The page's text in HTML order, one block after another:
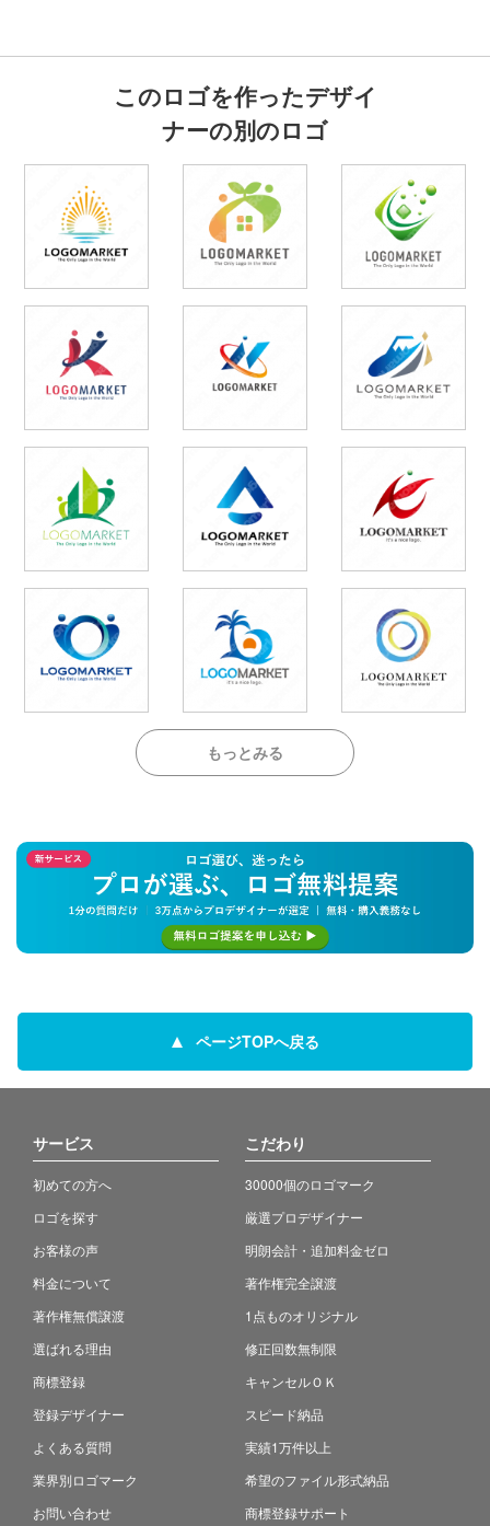
このロゴを作ったデザイ
ナーの別のロゴ
もっとみる
ページTOPへ戻る
サービス
初めての方へ
ロゴを探す
お客様の声
料金について
著作権無償譲渡
選ばれる理由
商標登録
登録デザイナー
よくある質問
業界別ロゴマーク
お問い合わせ
こだわり
30000個のロゴマーク
厳選プロデザイナー
明朗会計・追加料金ゼロ
著作権完全譲渡
1点ものオリジナル
修正回数無制限
キャンセルＯＫ
スピード納品
実績1万件以上
希望のファイル形式納品
商標登録サポート